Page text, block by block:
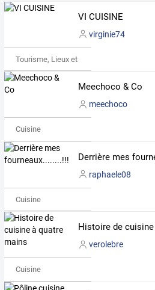
VI CUISINE
virginie74
Tourisme, Lieux et Événements
Meechoco & Co
meechoco
Cuisine
raphaele08
Cuisine
verolebre
Cuisine